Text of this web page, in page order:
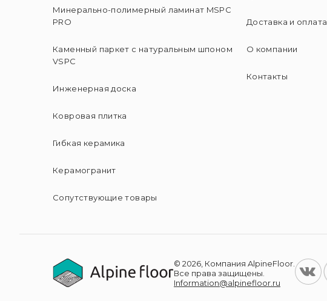
Минерально-полимерный ламинат MSPC
PRO
Каменный паркет с натуральным шпоном
VSPC
Инженерная доска
Ковровая плитка
Гибкая керамика
Керамогранит
Сопутствующие товары
Доставка и оплата
О компании
Контакты
© 2026, Компания AlpineFloor.
Все права защищены.
Information@alpinefloor.ru